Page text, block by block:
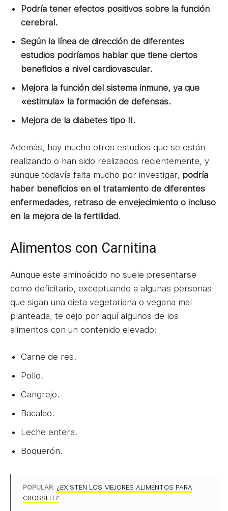
Podría tener efectos positivos sobre la función
cerebral.
Según la línea de dirección de diferentes
estudios podríamos hablar que tiene ciertos
beneficios a nivel cardiovascular.
Mejora la función del sistema inmune, ya que
«estimula» la formación de defensas.
Mejora de la diabetes tipo II.
Además, hay mucho otros estudios que se están
realizando o han sido realizados recientemente, y
aunque todavía falta mucho por investigar, podría
haber beneficios en el tratamiento de diferentes
enfermedades, retraso de envejecimiento o incluso
en la mejora de la fertilidad.
Alimentos con Carnitina
Aunque este aminoácido no suele presentarse
como deficitario, exceptuando a algunas personas
que sigan una dieta vegetariana o vegana mal
planteada, te dejo por aquí algunos de los
alimentos con un contenido elevado:
Carne de res.
Pollo.
Cangrejo.
Bacalao.
Leche entera.
Boquerón.
POPULAR: ¿EXISTEN LOS MEJORES ALIMENTOS PARA
CROSSFIT?